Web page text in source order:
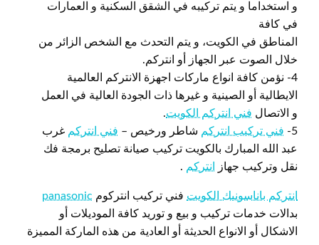
و استخداما و يتم تركيبه في الشقق السكنية و العمارات
في كافة
المناطق في الكويت، و يتم التحدث مع الشخص الزائر من
خلال الصوت عبر الجهاز أو انتركم.
4- نؤمن كافة انواع ماركات اجهزة الانتركم العالمية
الايطالية أو الصينية و غيرها ذات الجودة العالية في العمل
و الاتصال فني انتركم الكويت.
5-
فني تركيب انتركم شاطر ورخيص – فني انتركم غرب
عبد الله المبارك بالكويت تركيب صيانة تصليح برمجة فك
نقل وتركيب جهاز
انتركم .
انتركم باناسونيك الكويت فني تركيب انتركوم panasonic
بدالات خدمات تركيب و بيع و توريد كافة الموديلات أو
الاشكال أو الانواع الحديثة أو العادية من هذه الماركة المميزة